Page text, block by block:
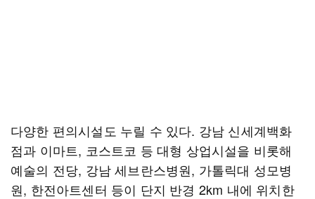
다양한 편의시설도 누릴 수 있다. 강남 신세계백화
점과 이마트, 코스트코 등 대형 상업시설을 비롯해
예술의 전당, 강남 세브란스병원, 가톨릭대 성모병
원, 한전아트센터 등이 단지 반경 2km 내에 위치한